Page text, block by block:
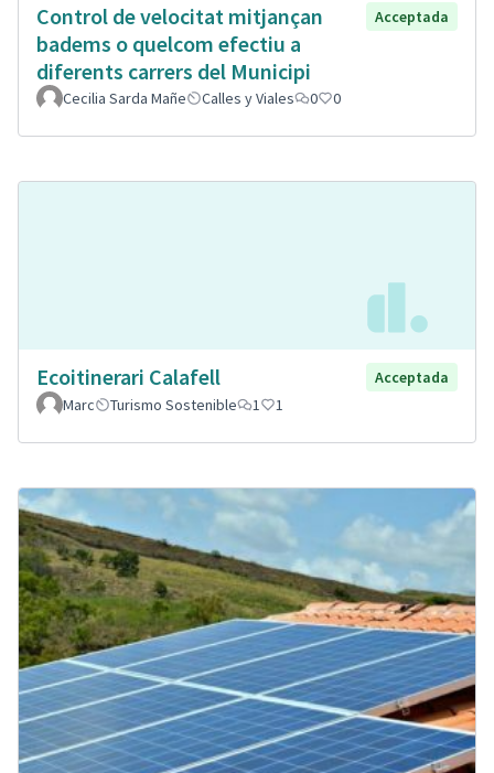
Control de velocitat mitjançan
badems o quelcom efectiu a
diferents carrers del Municipi
Acceptada
Cecilia Sarda Mañe Calles y Viales 0 0
Ecoitinerari Calafell
Acceptada
Marc
Turismo Sostenible 1 1